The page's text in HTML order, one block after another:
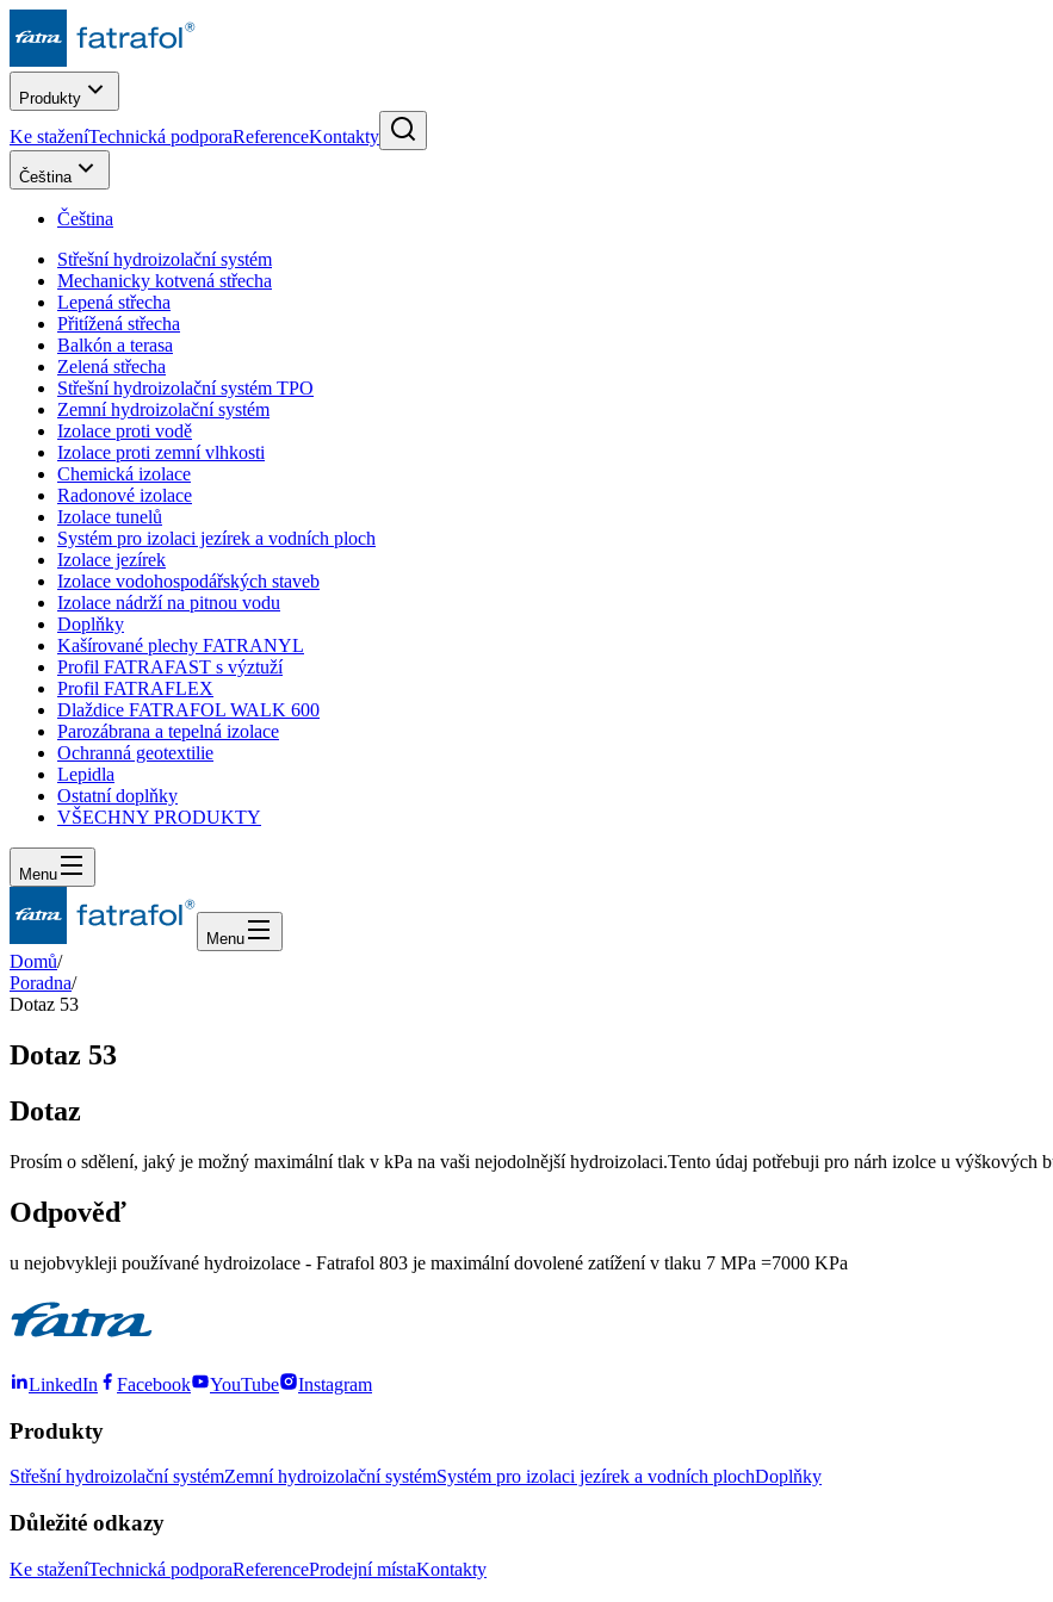
Produkty
Ke staženíTechnická podporaReferenceKontakty
Čeština
Čeština
Střešní hydroizolační systém
Mechanicky kotvená střecha
Lepená střecha
Přitížená střecha
Balkón a terasa
Zelená střecha
Střešní hydroizolační systém TPO
Zemní hydroizolační systém
Izolace proti vodě
Izolace proti zemní vlhkosti
Chemická izolace
Radonové izolace
Izolace tunelů
Systém pro izolaci jezírek a vodních ploch
Izolace jezírek
Izolace vodohospodářských staveb
Izolace nádrží na pitnou vodu
Doplňky
Kašírované plechy FATRANYL
Profil FATRAFAST s výztuží
Profil FATRAFLEX
Dlaždice FATRAFOL WALK 600
Parozábrana a tepelná izolace
Ochranná geotextilie
Lepidla
Ostatní doplňky
VŠECHNY PRODUKTY
Menu
Menu
Domů/
Poradna/
Dotaz 53
Dotaz 53
Dotaz
Prosím o sdělení, jaký je možný maximální tlak v kPa na vaši nejodolnější hydroizolaci.Tento údaj potřebuji pro nárh izolce u výškových
Odpověď
u nejobvykleji používané hydroizolace - Fatrafol 803 je maximální dovolené zatížení v tlaku 7 MPa =7000 KPa
LinkedIn Facebook YouTube Instagram
Produkty
Střešní hydroizolační systémZemní hydroizolační systémSystém pro izolaci jezírek a vodních plochDoplňky
Důležité odkazy
Ke staženíTechnická podporaReferenceProdejní místaKontakty